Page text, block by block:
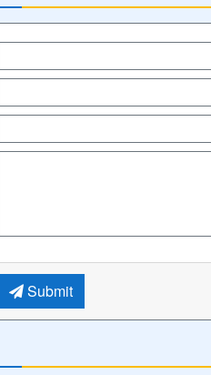
Submit